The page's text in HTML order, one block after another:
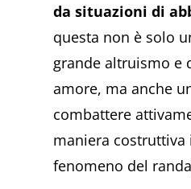
da situazioni di
questa non è solo
grande altruismo e
amore, ma anche
combattere
maniera costruttiva
fenomeno del